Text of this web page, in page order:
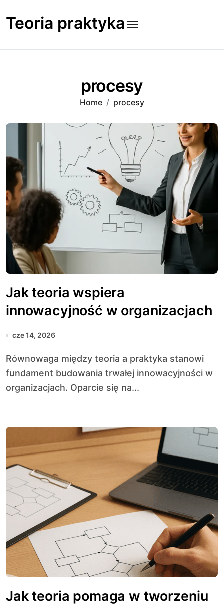
to
content
Teoria praktyka
procesy
Home procesy
Jak teoria wspiera
innowacyjność w organizacjach
cze 14, 2026
Równowaga między teoria a praktyka stanowi
fundament budowania trwałej innowacyjności w
organizacjach. Oparcie się na...
Jak teoria pomaga w tworzeniu